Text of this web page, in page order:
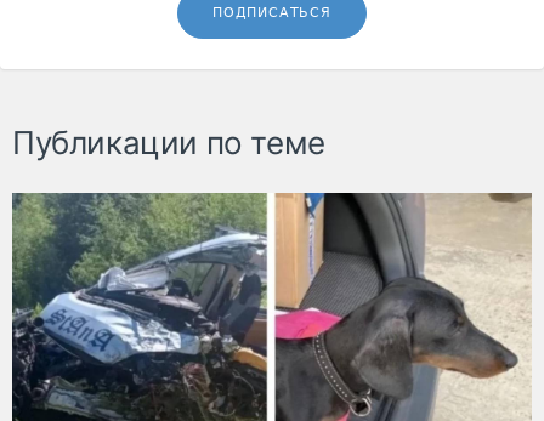
ПОДПИСАТЬСЯ
Публикации по теме